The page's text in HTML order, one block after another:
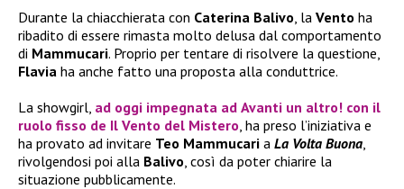
Durante la chiacchierata con Caterina Balivo , la Vento ha
ribadito di essere rimasta molto delusa dal comportamento
di Mammucari. Proprio per tentare di risolvere la questione,
Flavia ha anche fatto una proposta alla conduttrice.
La showgirl, ad oggi impegnata ad Avanti un altro! con il
ruolo fisso de Il Vento del Mistero , ha preso l’iniziativa e
ha provato ad invitare Teo Mammucari a La Volta Buona
rivolgendosi poi alla Balivo , così da poter chiarire la
situazione pubblicamente.